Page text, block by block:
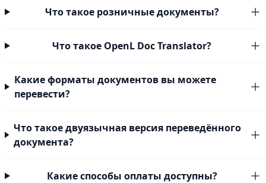
Что такое розничные документы?
Что такое OpenL Doc Translator?
Какие форматы документов вы можете
перевести?
Что такое двуязычная версия переведённого
документа?
Какие способы оплаты доступны?